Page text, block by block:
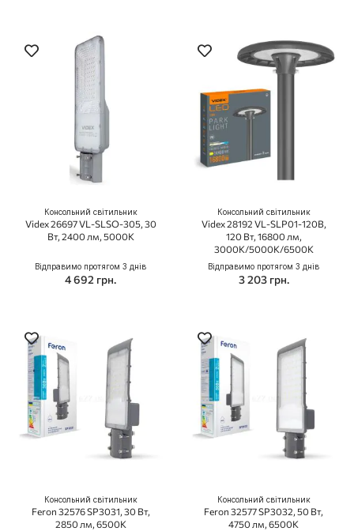
Консольний світильник
Videx 26697 VL-SLSO-305, 30
Вт, 2400 лм, 5000K
Відправимо протягом 3 днів
4 692 грн.
Консольний світильник
Videx 28192 VL-SLP01-120B,
120 Вт, 16800 лм,
3000К/5000К/6500К
Відправимо протягом 3 днів
3 203 грн.
Консольний світильник
Feron 32576 SP3031, 30 Вт,
2850 лм, 6500K
Консольний світильник
Feron 32577 SP3032, 50 Вт,
4750 лм, 6500K